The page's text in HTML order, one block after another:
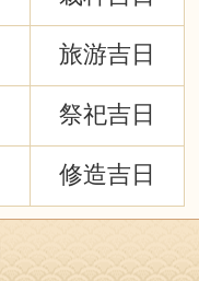
旅游吉日
祭祀吉日
修造吉日